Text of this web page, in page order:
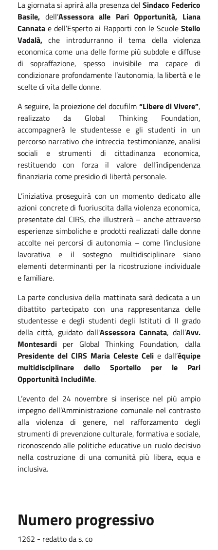
La giornata si aprirà alla presenza del Sindaco Federico
Basile, dell’Assessora alle Pari Opportunità, Liana
Cannatae dell’Esperto ai Rapporti con le ScuoleStello
Vadalà,che introdurranno il tema della violenza
economica come una delle forme più subdole e diffuse
di sopraffazione, spesso invisibile ma capace di
condizionare profondamente l’autonomia, la libertà e le
scelte di vita delle donne.
A seguire, la proiezione del docufilm “Libere di Vivere”,
realizzato da Global Thinking Foundation,
accompagnerà le studentesse e gli studenti in un
percorso narrativo che intreccia testimonianze, analisi
sociali e strumenti di cittadinanza economica,
restituendo con forza il valore dell’indipendenza
finanziaria come presidio di libertà personale.
L’iniziativa proseguirà con un momento dedicato alle
azioni concrete di fuoriuscita dalla violenza economica,
presentate dal CIRS, che illustrerà – anche attraverso
esperienze simboliche e prodotti realizzati dalle donne
accolte nei percorsi di autonomia – come l’inclusione
lavorativa e il sostegno multidisciplinare siano
elementi determinanti per la ricostruzione individuale
e familiare.
La parte conclusiva della mattinata sarà dedicata a un
dibattito partecipato con una rappresentanza delle
studentesse e degli studenti degli Istituti di II grado
della città, guidato dall'Assessora Cannata, dall’Avv.
Montesardi per Global Thinking Foundation, dalla
Presidente del CIRS Maria Celeste Celi e dall’équipe
multidisciplinare dello Sportello per le Pari
Opportunità IncludiMe.
L’evento del 24 novembre si inserisce nel più ampio
impegno dell’Amministrazione comunale nel contrasto
alla violenza di genere, nel rafforzamento degli
strumenti di prevenzione culturale, formativa e sociale,
riconoscendo alle politiche educative un ruolo decisivo
nella costruzione di una comunità più libera, equa e
inclusiva.
Numero progressivo
1262 - redatto da s. co